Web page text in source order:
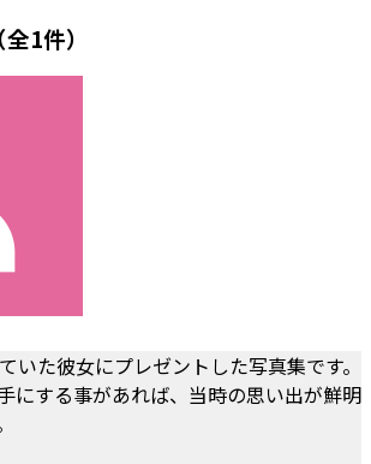
（全1件）
いた彼女にプレゼントした写真集です。
にする事があれば、当時の思い出が鮮明